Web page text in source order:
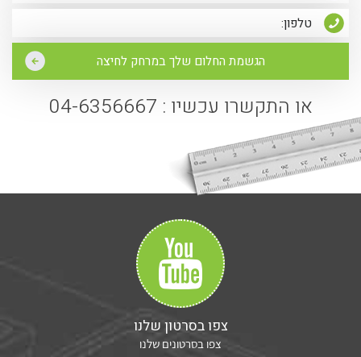
או התקשרו עכשיו : 04-6356667
צפו בסרטון שלנו
צפו בסרטונים שלנו